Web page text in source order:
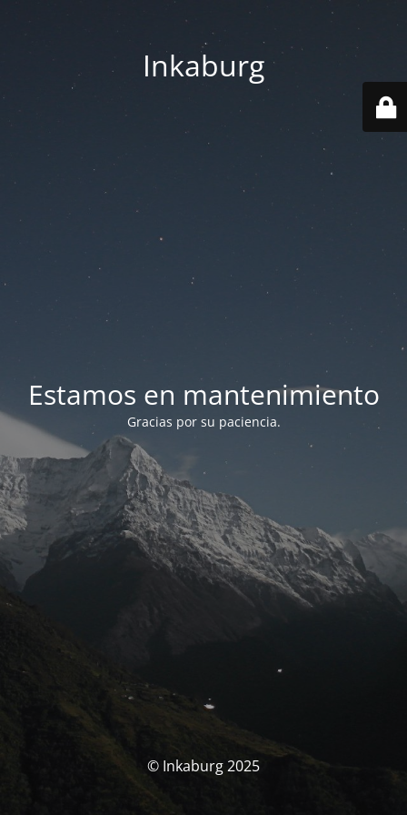
Inkaburg
Estamos en mantenimiento
Gracias por su paciencia.
© Inkaburg 2025